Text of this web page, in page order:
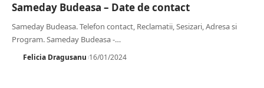
Sameday Budeasa – Date de contact
Sameday Budeasa. Telefon contact, Reclamatii, Sesizari, Adresa si
Program. Sameday Budeasa -…
Felicia Dragusanu 16/01/2024